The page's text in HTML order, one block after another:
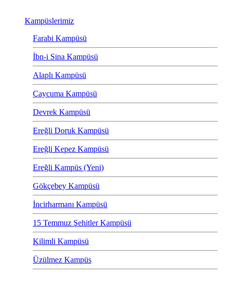
Kampüslerimiz
Farabi Kampüsü
İbn-i Sina Kampüsü
Alaplı Kampüsü
Çaycuma Kampüsü
Devrek Kampüsü
Ereğli Doruk Kampüsü
Ereğli Kepez Kampüsü
Ereğli Kampüs (Yeni)
Gökçebey Kampüsü
İncirharmanı Kampüsü
15 Temmuz Şehitler Kampüsü
Kilimli Kampüsü
Üzülmez Kampüs